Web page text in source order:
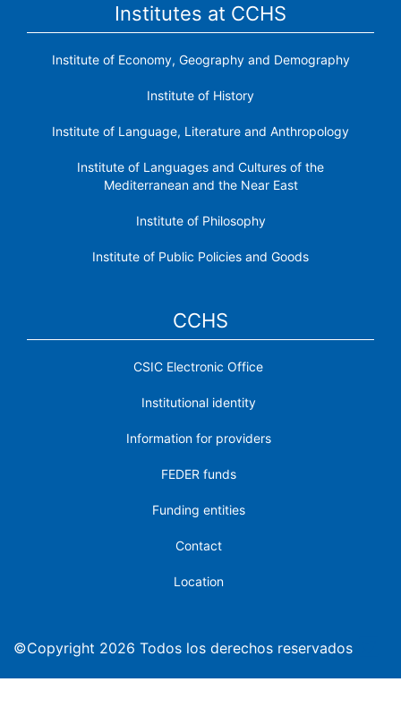
Institutes at CCHS
Institute of Economy, Geography and Demography
Institute of History
Institute of Language, Literature and Anthropology
Institute of Languages ​​and Cultures of the
Mediterranean and the Near East
Institute of Philosophy
Institute of Public Policies and Goods
CCHS
CSIC Electronic Office
Institutional identity
Information for providers
FEDER funds
Funding entities
Contact
Location
©Copyright 2026 Todos los derechos reservados